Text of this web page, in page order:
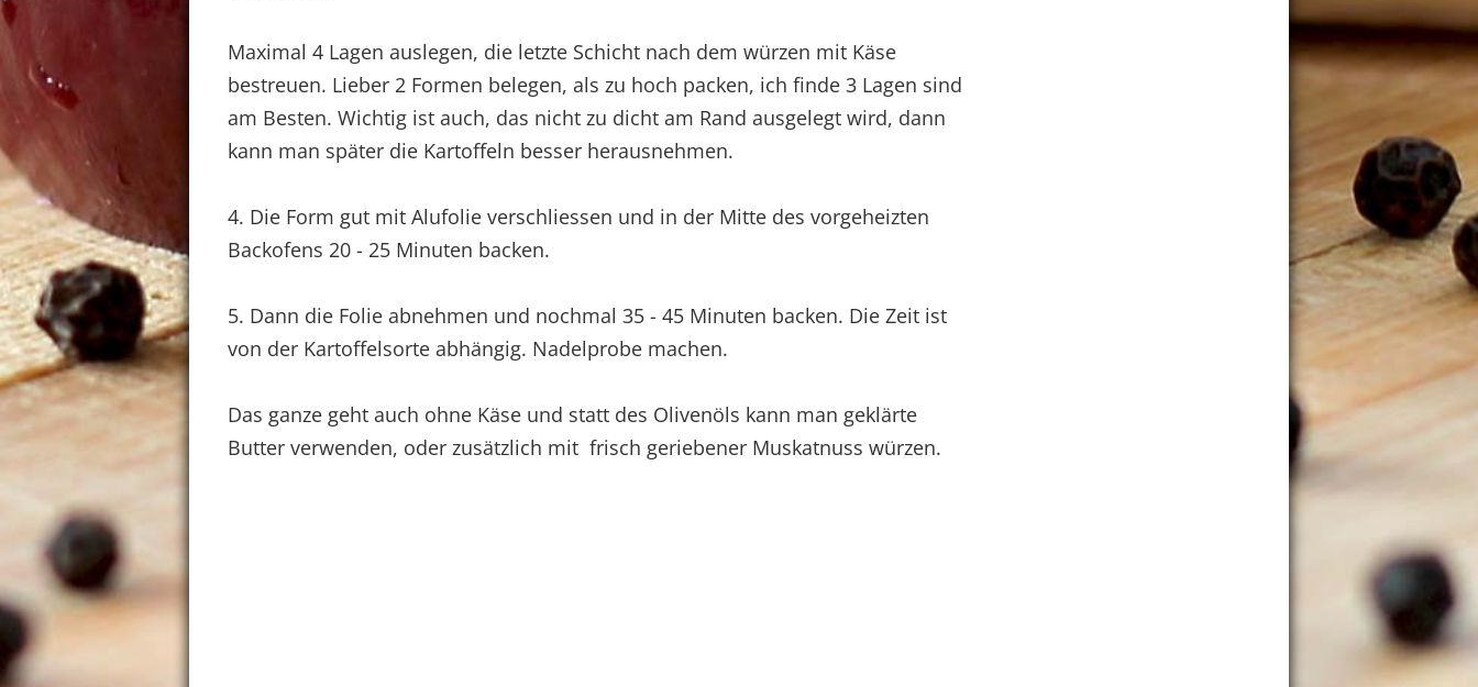
Maximal 4 Lagen auslegen, die letzte Schicht nach dem würzen mit Käse
bestreuen. Lieber 2 Formen belegen, als zu hoch packen, ich finde 3 Lagen sind
am Besten. Wichtig ist auch, das nicht zu dicht am Rand ausgelegt wird, dann
kann man später die Kartoffeln besser herausnehmen.
4. Die Form gut mit Alufolie verschliessen und in der Mitte des vorgeheizten
Backofens 20 - 25 Minuten backen.
5. Dann die Folie abnehmen und nochmal 35 - 45 Minuten backen. Die Zeit ist
von der Kartoffelsorte abhängig. Nadelprobe machen.
Das ganze geht auch ohne Käse und statt des Olivenöls kann man geklärte
Butter verwenden, oder zusätzlich mit frisch geriebener Muskatnuss würzen.